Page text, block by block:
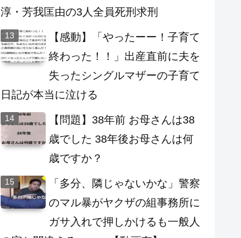
淳・芳我匡由の3人全員死刑求刑
【感動】「やったーー！子育て
終わった！！」出産直前に夫を
失ったシングルマザーの子育て
日記が本当に泣ける
【問題】38年前 お母さんは38
歳でした 38年後お母さんは何
歳ですか？
「多分、隣じゃないかな」警察
のマル暴がヤクザの組事務所に
ガサ入れで押しかけるも一般人